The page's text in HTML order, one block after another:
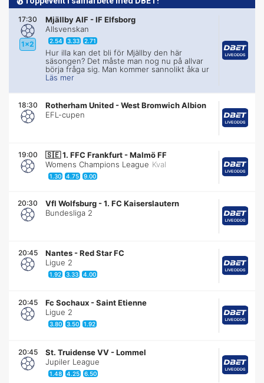
17:30
1x2
Mjällby AIF -IF Elfsborg
Allsvenskan
2.54 3.33 2.71
Hur illa kan det bli för Mjällby den här
säsongen? Det måste man nog nu på allvar
börja fråga sig. Man kommer sannolikt åka ur
Läs mer
18:30 Rotherham United -West Bromwich Albion
EFL-cupen
19:00 🇸🇪1. FFC Frankfurt -Malmö FF
Womens Champions League Kval
1.30 4.75 9.00
20:30 Vfl Wolfsburg -1. FC Kaiserslautern
Bundesliga 2
20:45 Nantes -Red Star FC
Ligue 2
1.92 3.33 4.00
20:45 Fc Sochaux -Saint Etienne
Ligue 2
3.80 3.50 1.92
20:45 St. Truidense VV -Lommel
Jupiler League
1.48 4.25 6.50